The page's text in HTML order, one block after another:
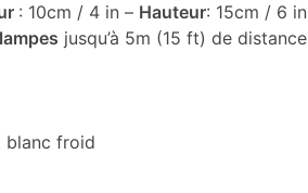
: 10cm / 4 in – Hauteur: 15cm / 6 in
jusqu’à 5m (15 ft) de distance
blanc froid